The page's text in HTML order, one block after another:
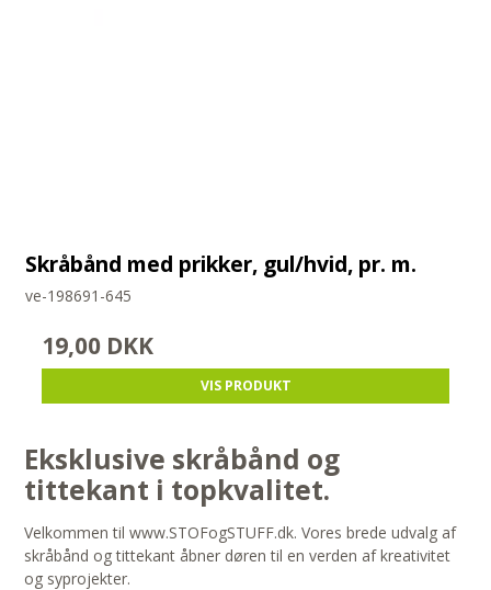
Skråbånd med prikker, gul/hvid, pr. m.
ve-198691-645
19,00 DKK
VIS PRODUKT
Eksklusive skråbånd og
tittekant i topkvalitet.
Velkommen til www.STOFogSTUFF.dk. Vores brede udvalg af
skråbånd og tittekant åbner døren til en verden af kreativitet
og syprojekter.